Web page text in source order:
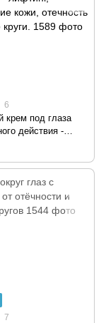
6
крем под глаза
действия -
кожи,
и темные круги.
7